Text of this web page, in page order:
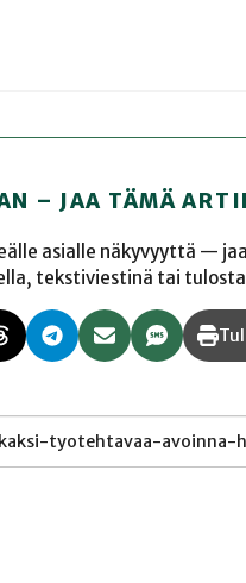
– JAA TÄMÄ
asialle näkyvyyttä —
tekstiviestinä tai